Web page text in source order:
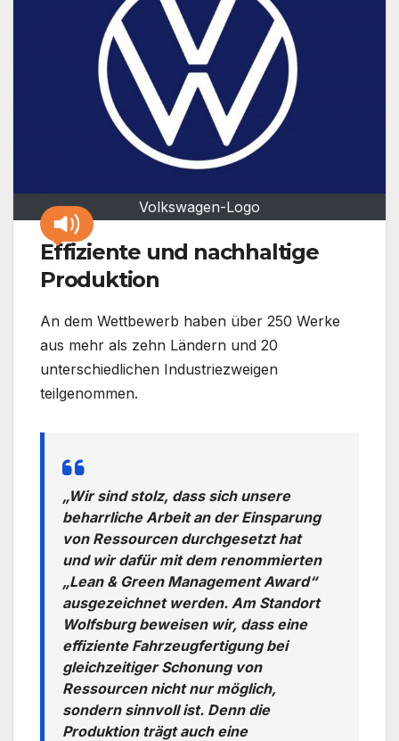
Volkswagen-Logo
Effiziente und nachhaltige
Produktion
An dem Wettbewerb haben über 250 Werke
aus mehr als zehn Ländern und 20
unterschiedlichen Industriezweigen
teilgenommen.
„Wir sind stolz, dass sich unsere
beharrliche Arbeit an der Einsparung
von Ressourcen durchgesetzt hat
und wir dafür mit dem renommierten
„Lean & Green Management Award“
ausgezeichnet werden. Am Standort
Wolfsburg beweisen wir, dass eine
effiziente Fahrzeugfertigung bei
gleichzeitiger Schonung von
Ressourcen nicht nur möglich,
sondern sinnvoll ist. Denn die
Produktion trägt auch eine